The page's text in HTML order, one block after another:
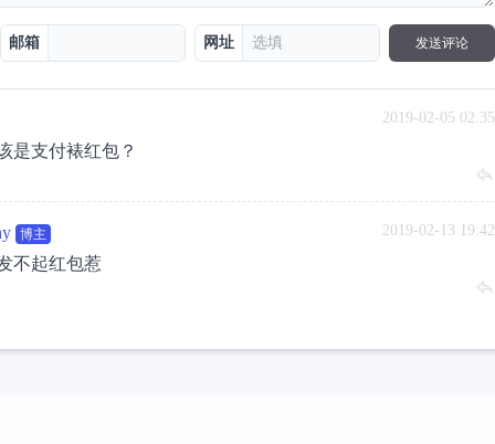
邮箱 网址 发送评论
2019-02-05 02:35
是支付裱红包？
2019-02-13 19:42
博主
不起红包惹